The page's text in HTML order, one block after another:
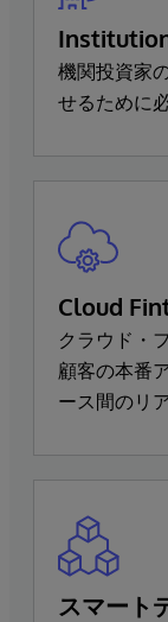
機関投資家
せるために
Cloud
クラウド・
顧客の本番
ース間のリ
スマート